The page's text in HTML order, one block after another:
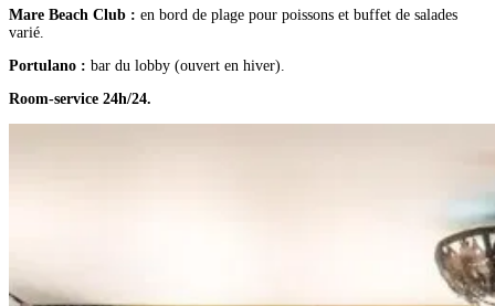
Mare Beach Club : en bord de plage pour poissons et buffet de salades
varié.
Portulano : bar du lobby (ouvert en hiver).
Room-service 24h/24.